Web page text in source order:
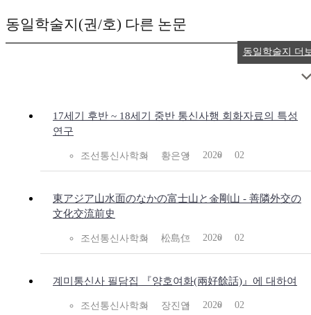
동일학술지(권/호) 다른 논문
17세기 후반 ~ 18세기 중반 통신사행 회화자료의 특성
연구
조선통신사학회 황은영 2020 02
東アジア山水面のなかの富士山と金剛山 - 善隣外交の
文化交流前史
조선통신사학회 松島仁 2020 02
계미통신사 필담집 『양호여화(兩好餘話)』에 대하여
조선통신사학회 장진엽 2020 02
동일학술지 더